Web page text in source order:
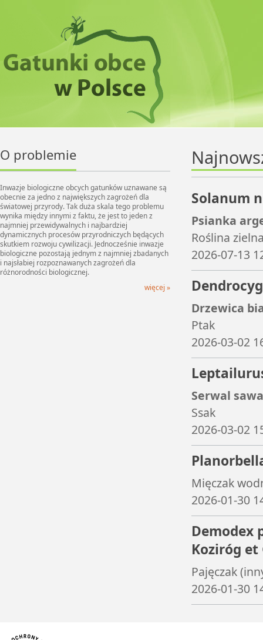
Solanum
Psianka
Roślina
2026-07-13
Drzewica
Ptak
2026-03-02
Serwal
Ssak
2026-03-02
Mięczak
2026-01-30
Demodex
Koziróg
Pajęczak
2026-01-30
O problemie
Inwazje biologiczne obcych gatunków uznawane są
obecnie za jedno z największych zagrożeń dla
światowej przyrody. Tak duża skala tego problemu
wynika między innymi z faktu, że jest to jeden z
najmniej przewidywalnych i najbardziej
dynamicznych procesów przyrodniczych będących
skutkiem rozwoju cywilizacji. Jednocześnie inwazje
biologiczne pozostają jednym z najmniej zbadanych
i najsłabiej rozpoznawanych zagrożeń dla
różnorodności biologicznej.
więcej »